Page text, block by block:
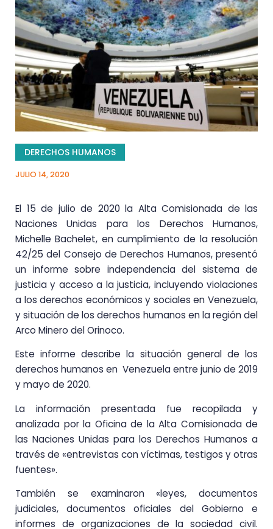
DERECHOS HUMANOS
JULIO 14, 2020
El 15 de julio de 2020 la Alta Comisionada de las
Naciones Unidas para los Derechos Humanos,
Michelle Bachelet, en cumplimiento de la resolución
42/25 del Consejo de Derechos Humanos, presentó
un informe sobre independencia del sistema de
justicia y acceso a la justicia, incluyendo violaciones
a los derechos económicos y sociales en Venezuela,
y situación de los derechos humanos en la región del
Arco Minero del Orinoco.
Este informe describe la situación general de los
derechos humanos en Venezuela entre junio de 2019
y mayo de 2020.
La información presentada fue recopilada y
analizada por la Oficina de la Alta Comisionada de
las Naciones Unidas para los Derechos Humanos a
través de «entrevistas con víctimas, testigos y otras
fuentes».
También se examinaron «leyes, documentos
judiciales, documentos oficiales del Gobierno e
informes de organizaciones de la sociedad civil.